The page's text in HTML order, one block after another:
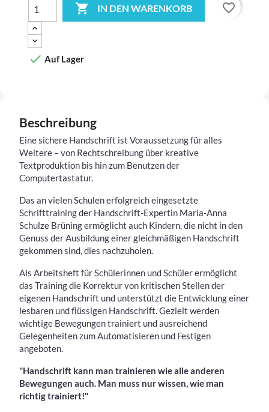
 IN DEN WARENKORB favorite_border
 Auf Lager
Beschreibung
Eine sichere Handschrift ist Voraussetzung für alles
Weitere – von Rechtschreibung über kreative
Textproduktion bis hin zum Benutzen der
Computertastatur.
Das an vielen Schulen erfolgreich eingesetzte
Schrifttraining der Handschrift-Expertin Maria-Anna
Schulze Brüning ermöglicht auch Kindern, die nicht in den
Genuss der Ausbildung einer gleichmäßigen Handschrift
gekommen sind, dies nachzuholen.
Als Arbeitsheft für Schülerinnen und Schüler ermöglicht
das Training die Korrektur von kritischen Stellen der
eigenen Handschrift und unterstützt die Entwicklung einer
lesbaren und flüssigen Handschrift. Gezielt werden
wichtige Bewegungen trainiert und ausreichend
Gelegenheiten zum Automatisieren und Festigen
angeboten.
"Handschrift kann man trainieren wie alle anderen
Bewegungen auch. Man muss nur wissen, wie man
richtig trainiert!"